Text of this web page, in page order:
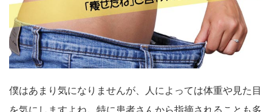
僕はあまり気になりませんが、人によっては体重や見た目